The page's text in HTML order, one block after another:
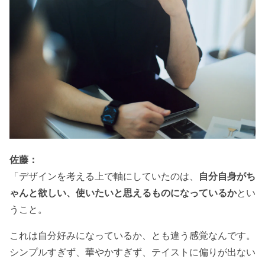
佐藤：
「デザインを考える上で軸にしていたのは、 自分自身がち
ゃんと欲しい、使いたいと思えるものになっているかとい
うこと。
これは自分好みになっているか、とも違う感覚なんです。
シンプルすぎず、華やかすぎず、テイストに偏りが出ない